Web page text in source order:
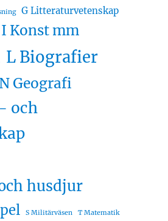
G Litteraturvetenskap
I Konst mm
L Biografier
N Geografi
och
husdjur
S Militärväsen T Matematik